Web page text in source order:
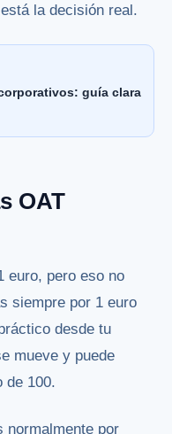
la decisión real.
guía clara
OAT
euro, pero eso no
siempre por 1 euro
desde tu
mueve y puede
de 100.
normalmente por